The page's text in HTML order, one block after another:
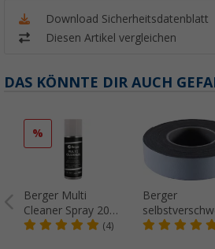
Download Sicherheitsdatenblatt
Diesen Artikel vergleichen
DAS KÖNNTE DIR AUCH
%
Berger Multi
Cleaner Spray 200
ml
(4)
Berger